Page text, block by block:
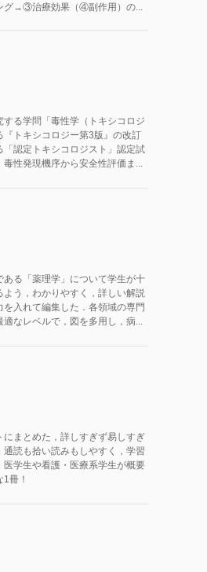
グ→③治療効果（④副作用）の...
る学問「毒性学（トキシコロジ
トキシコロジー第3版』の改訂
「認定トキシコロジスト」認定試
性発現機序から安全性評価ま...
る「薬理学」について学生が十
う，わかりやすく，詳しい解説
入れて編集した．各領域の専門
なレベルで，図を多用し，病...
まとめた，詳しすぎず易しすぎ
読も拾い読みもしやすく，学習
学生や看護・医療系学生が概要
冊！